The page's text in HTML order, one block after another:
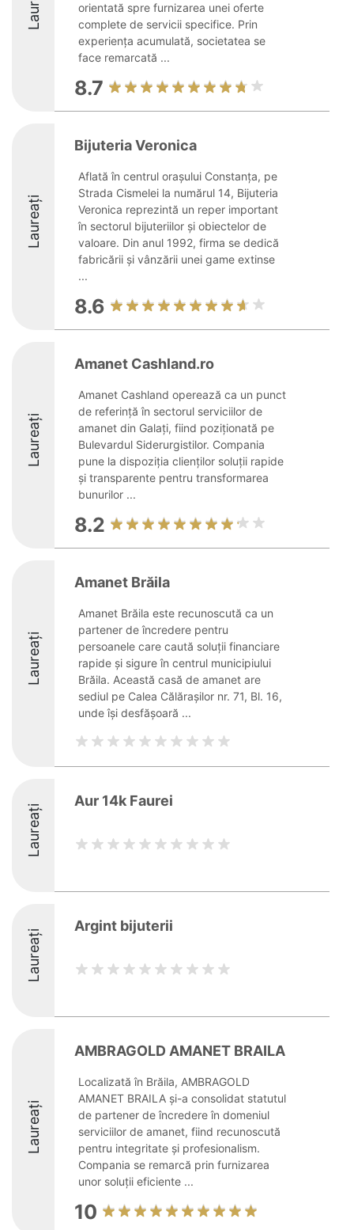
orientată spre furnizarea unei oferte
complete de servicii specifice. Prin
experiența acumulată, societatea se
face remarcată ...
8.7
Laureați
Bijuteria Veronica
Aflată în centrul orașului Constanța, pe
Strada Cismelei la numărul 14, Bijuteria
Veronica reprezintă un reper important
în sectorul bijuteriilor și obiectelor de
valoare. Din anul 1992, firma se dedică
fabricării și vânzării unei game extinse
...
8.6
Laureați
Amanet Cashland.ro
Amanet Cashland operează ca un punct
de referință în sectorul serviciilor de
amanet din Galați, fiind poziționată pe
Bulevardul Siderurgistilor. Compania
pune la dispoziția clienților soluții rapide
și transparente pentru transformarea
bunurilor ...
8.2
Laureați
Amanet Brăila
Amanet Brăila este recunoscută ca un
partener de încredere pentru
persoanele care caută soluții financiare
rapide și sigure în centrul municipiului
Brăila. Această casă de amanet are
sediul pe Calea Călărașilor nr. 71, Bl. 16,
unde își desfășoară ...
Laureați
Aur 14k Faurei
Laureați
Argint bijuterii
Laureați
AMBRAGOLD AMANET BRAILA
Localizată în Brăila, AMBRAGOLD
AMANET BRAILA și-a consolidat statutul
de partener de încredere în domeniul
serviciilor de amanet, fiind recunoscută
pentru integritate și profesionalism.
Compania se remarcă prin furnizarea
unor soluții eficiente ...
10